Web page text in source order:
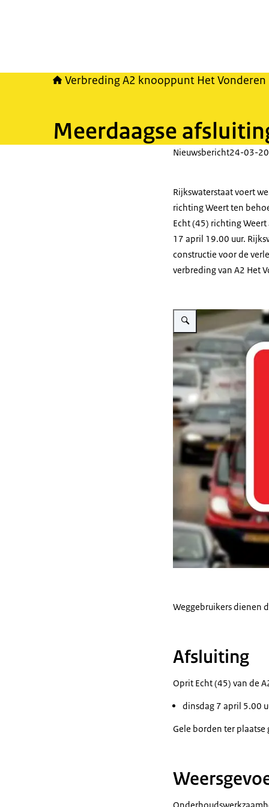
Verbreding A2 knooppunt Het
Meerdaagse
Nieuwsbericht24-03-
Rijkswaterstaat voert
richting Weert ten
Echt (45) richting
17 april 19.00 uur.
constructie voor de
verbreding van A2 Het
Vergroot afbeelding Bord
Weggebruikers dienen
Afsluiting
Oprit Echt (45) van de
dinsdag 7 april 5.00
Gele borden ter plaatse